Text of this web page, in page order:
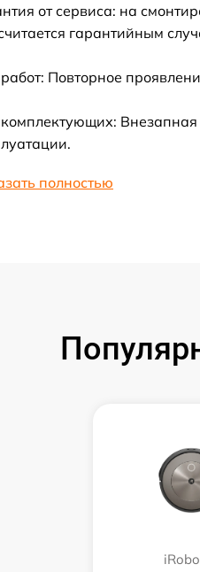
Замена материнской платы
Профилактическая чистка
Ремонт материнской платы
от сервиса: на
гарантийным
Повторное
Внезапная
полностью